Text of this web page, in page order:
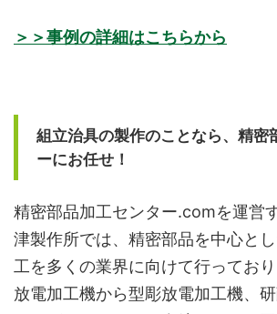
＞＞事例の詳細はこちらから
組立治具の製作のことなら、精密
ーにお任せ！
精密部品加工センター.comを運営
津製作所では、精密部品を中心と
工を多くの業界に向けて行ってお
放電加工機から型彫放電加工機、